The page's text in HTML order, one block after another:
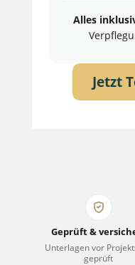
Alles
Jetzt
Geprüft &
Unterlagen vor
geprüft